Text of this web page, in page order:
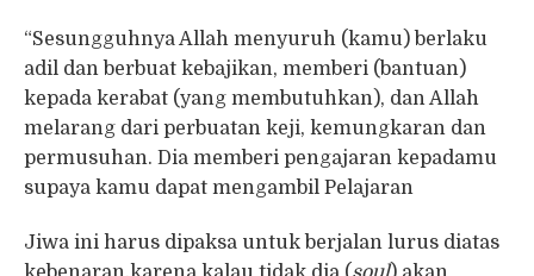
“Sesungguhnya Allah menyuruh (kamu) berlaku
adil dan berbuat kebajikan, memberi (bantuan)
kepada kerabat (yang membutuhkan), dan Allah
melarang dari perbuatan keji, kemungkaran dan
permusuhan. Dia memberi pengajaran kepadamu
supaya kamu dapat mengambil Pelajaran
Jiwa ini harus dipaksa untuk berjalan lurus diatas